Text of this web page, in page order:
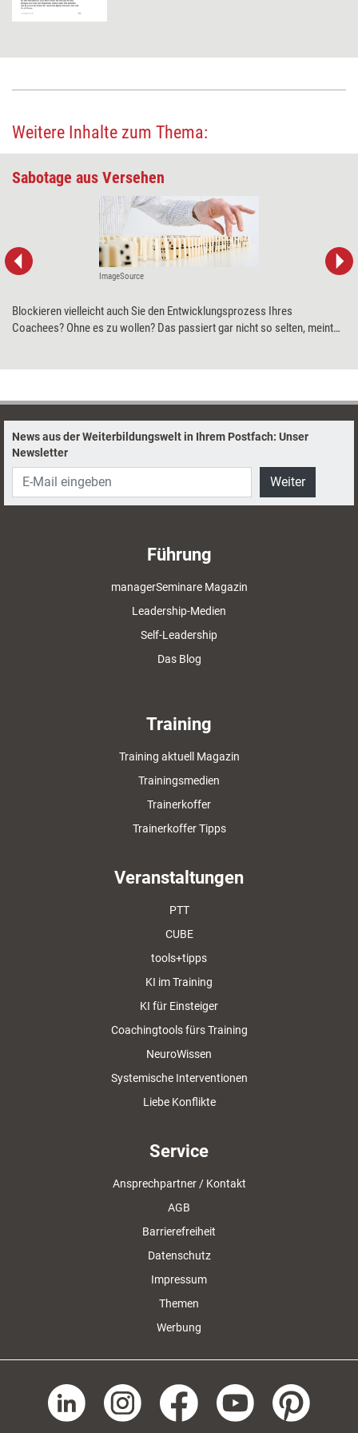
Weitere Inhalte zum Thema:
Sabotage aus Versehen
ImageSource
Blockieren vielleicht auch Sie den Entwicklungsprozess Ihres
Coachees? Ohne es zu wollen? Das passiert gar nicht so selten, meint
News aus der Weiterbildungswelt in Ihrem Postfach: Unser
Newsletter
Weiter
Führung
managerSeminare Magazin
Leadership-Medien
Self-Leadership
Das Blog
Training
Training aktuell Magazin
Trainingsmedien
Trainerkoffer
Trainerkoffer Tipps
Veranstaltungen
PTT
CUBE
tools+tipps
KI im Training
KI für Einsteiger
Coachingtools fürs Training
NeuroWissen
Systemische Interventionen
Liebe Konflikte
Service
Ansprechpartner / Kontakt
AGB
Barrierefreiheit
Datenschutz
Impressum
Themen
Werbung